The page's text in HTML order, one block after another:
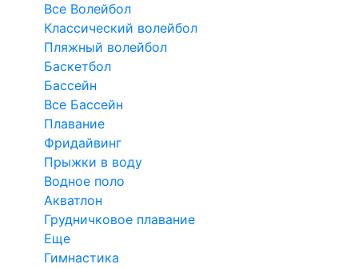
Все Волейбол
Классический волейбол
Пляжный волейбол
Баскетбол
Бассейн
Все Бассейн
Плавание
Фридайвинг
Прыжки в воду
Водное поло
Акватлон
Грудничковое плавание
Еще
Гимнастика